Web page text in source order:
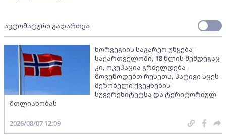
ავტომატური გადართვა
ნორვეგიის საგარეო უწყება -
საქართველოში, 18 წლის შემდეგაც
კი, ოკუპაცია გრძელდება -
მოვუწოდებთ რუსეთს, პატივი სცეს
მეზობელი ქვეყნების
სუვერენიტეტსა და ტერიტორიულ
მთლიანობას
2026/08/07 12:09